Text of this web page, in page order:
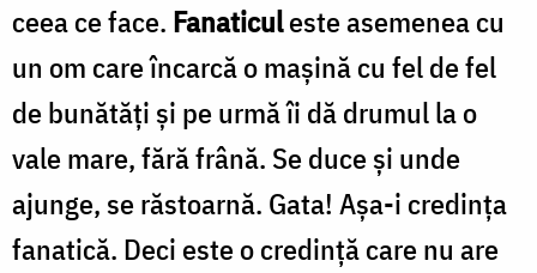
ceea ce face. Fanaticuleste asemenea cu
un om care încarcă o mașină cu fel de fel
de bunătăți și pe urmă îi dă drumul la o
vale mare, fără frână. Se duce și unde
ajunge, se răstoarnă. Gata! Așa-i credința
fanatică. Deci este o credință care nu are